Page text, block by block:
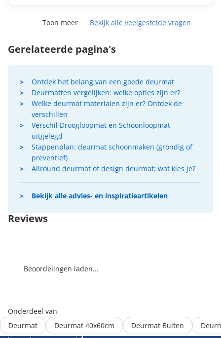
Toon meer Bekijk alle veelgestelde vragen
Gerelateerde pagina's
Ontdek het belang van een goede deurmat
Deurmatten vergelijken: welke opties zijn er?
Welke deurmat materialen zijn er? Ontdek de
verschillen
Verschil Droogloopmat en Schoonloopmat
uitgelegd
Stappenplan: deurmat schoonmaken (grondig of
preventief)
Allround deurmat of design deurmat: wat kies je?
Bekijk alle advies- en inspiratieartikelen
Reviews
Beoordelingen laden...
Onderdeel van
Deurmat
Deurmat 40x60cm Deurmat Buiten